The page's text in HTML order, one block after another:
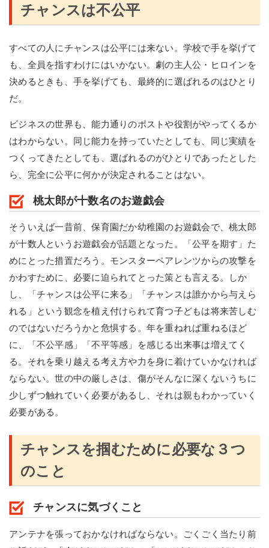
チャンスは不公平
すべての人にチャンスは公平には来ない。学校で手を挙げて
も、全員を指すわけにはいかない。劇の主人公・ヒロインを
決めるときも、手を挙げても、最終的に選ばれるのはひとり
だ。
ビジネスの世界も、能力通りのポストや役割がやってくるか
はわからない。同じ能力を持っていたとしても、同じ実績を
つくってきたとしても、選ばれるのがひとりであったとした
ら、完全に公平に何かが決定されることはない。
桃太郎が十数名のお遊戯会
そういえば一昔前、保育園だか幼稚園のお遊戯会で、桃太郎
が十数人というお遊戯会が話題となった。「公平を期す」た
めにとった措置だろう。モンスターペアレンツからの攻撃を
かわすために、必要に迫られてとった策とも言える。しか
し、「チャンスは公平に来る」「チャンスは誰かから与えら
れる」という観念を植え付けられて育つ子どもは将来苦しむ
のではないだろうかと危惧する。年を重ねれば重ねるほど
に、「不公平感」「不平等感」を感じる出来事は増えてく
る。それを乗り越える考え方や力を身に着けていかなければ
ならない。世の中の厳しさは、傷がそんなに深くないうちに
少しずつ触れていく必要があるし、それは親もわかっていく
必要がある。
チャンスを掴むために必要な３つ
のこと
チャンスに気づくこと
アンテナを張っておかなければならない。ごくごく当たり前